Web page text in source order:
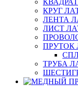
КРУГ
ЛЕНТА
ЛИСТ
ПРУТОК
ТРУБА